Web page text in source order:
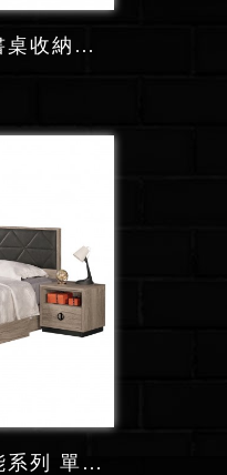
北歐經典 多功能書桌收納櫃功能 單人床 F139
美式經典造型 功能系列 單人床 F126